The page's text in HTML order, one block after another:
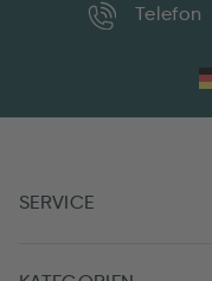
Telefon
SERVICE